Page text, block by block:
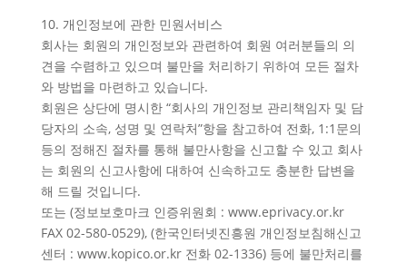
10. 개인정보에 관한 민원서비스
회사는 회원의 개인정보와 관련하여 회원 여러분들의 의
견을 수렴하고 있으며 불만을 처리하기 위하여 모든 절차
와 방법을 마련하고 있습니다.
회원은 상단에 명시한 “회사의 개인정보 관리책임자 및 담
당자의 소속, 성명 및 연락처”항을 참고하여 전화, 1:1문의
등의 정해진 절차를 통해 불만사항을 신고할 수 있고 회사
는 회원의 신고사항에 대하여 신속하고도 충분한 답변을
해 드릴 것입니다.
또는 (정보보호마크 인증위원회 : www.eprivacy.or.kr
FAX 02-580-0529), (한국인터넷진흥원 개인정보침해신고
센터 : www.kopico.or.kr 전화 02-1336) 등에 불만처리를